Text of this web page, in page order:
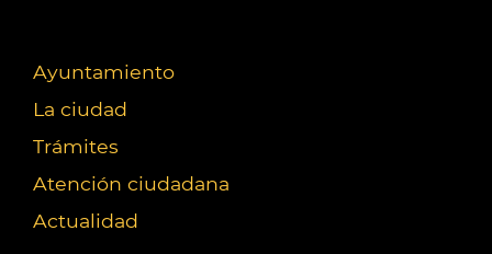
Ayuntamiento
La ciudad
Trámites
Atención ciudadana
Actualidad